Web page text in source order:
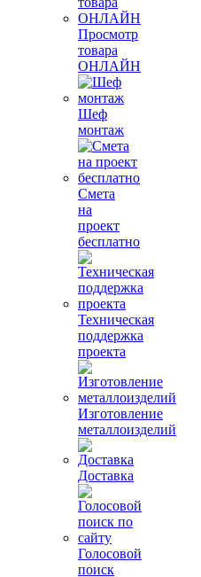
Просмотр
товара
ОНЛАЙН
Шеф
монтаж
Смета
на
проект
бесплатно
Техническая
поддержка
проекта
Изготовление
металлоизделий
Доставка
Голосовой
поиск